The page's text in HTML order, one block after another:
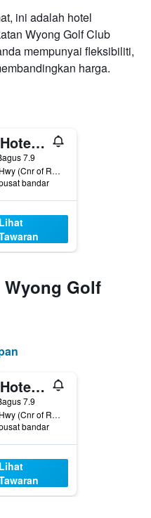
ini adalah hotel
Wyong Golf Club
mempunyai fleksibiliti,
harga.
Grand Hotel Wyong
7.9
110 Pacific Hwy (Cnr of Robleys Lane), Wyong, NSW, Australia
bandar
Lihat
Golf
Grand Hotel Wyong
7.9
110 Pacific Hwy (Cnr of Robleys Lane), Wyong, NSW, Australia
bandar
Lihat